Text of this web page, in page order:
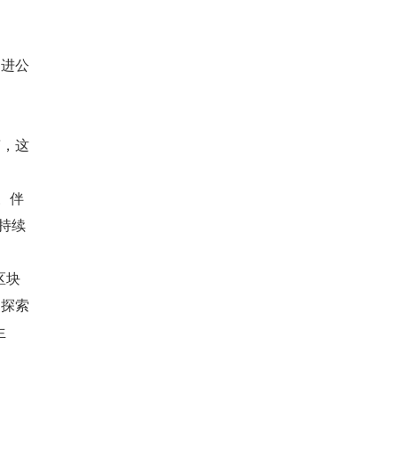
公
这
伴
续
块
索